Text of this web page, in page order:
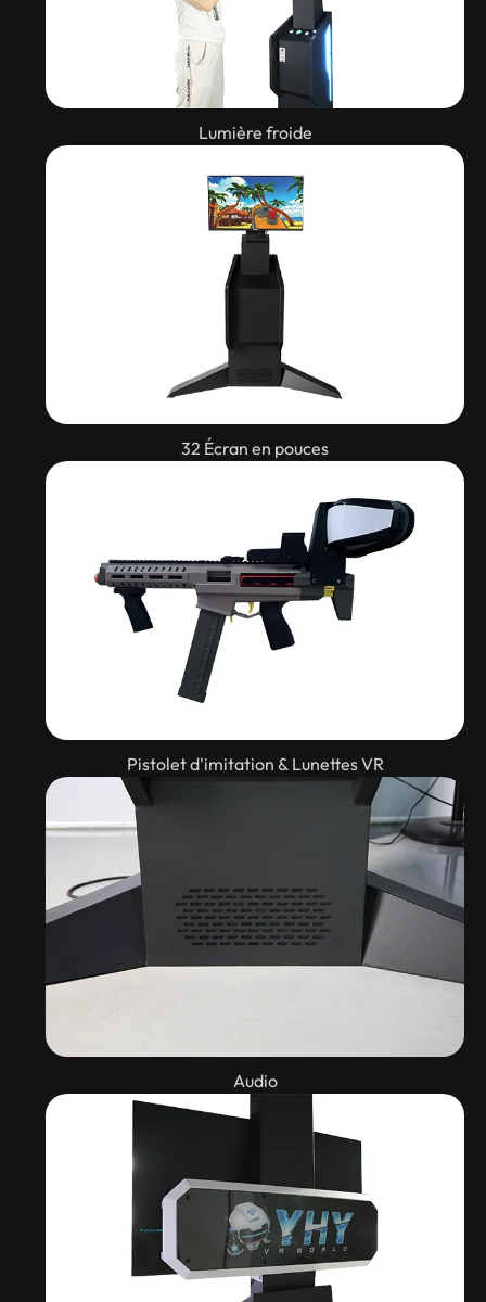
Lumière froide
32 Écran en pouces
Pistolet d'imitation & Lunettes VR
Audio